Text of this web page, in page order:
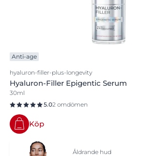
Anti-age
hyaluron-filler-plus-longevity
Hyaluron-Filler Epigentic Serum
30ml
5.02 omdömen
Köp
Åldrande hud